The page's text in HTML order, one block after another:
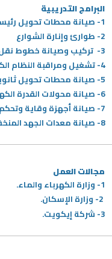
البرامج التدريبية
1- صيانة محطات تحويل رئيسية
2- طوارئ وإنارة الشوارع
3- تركيب وصيانة خطوط نقل
4- تشغيل ومراقبة النظام الكهربائي
5- صيانة محطات تحويل ثانوية
6- صيانة محولات القدرة الكهربائية
7- صيانة أجهزة وقاية وتحكم
8- صيانة معدات الجهد المنخفض
مجالات العمل
1- وزارة الكهرباء والماء.
وزارة الإسكان.
3- شركة إيكويت.